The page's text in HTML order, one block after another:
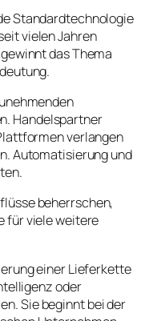
Standardtechnologie
vielen Jahren
das Thema
Handelspartner
verlangen
Automatisierung und
beherrschen,
für viele weitere
einer Lieferkette
oder
Sie beginnt bei der